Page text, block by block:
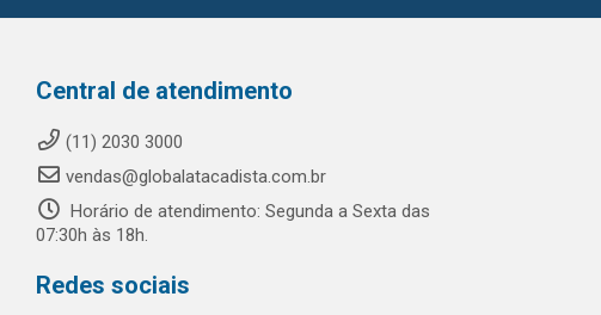
Central de atendimento
(11) 2030 3000
vendas@globalatacadista.com.br
Horário de atendimento: Segunda a Sexta das
07:30h às 18h.
Redes sociais